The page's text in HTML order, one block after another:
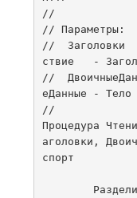
//
// Параметры:
//
ствие   -
//
еДанные - Тело
//
Процедура
аголовки,
спорт